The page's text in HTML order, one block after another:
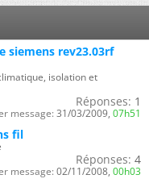
siemens rev23.03rf
isolation et
Réponses: 1
message: 31/03/2009, 07h51
fil
Réponses: 4
message: 02/11/2008, 00h03